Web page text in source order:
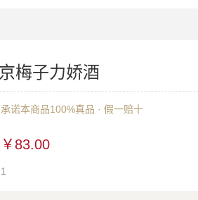
梅子力娇酒
诺本商品100%真品 · 假一赔十
￥83.00
1